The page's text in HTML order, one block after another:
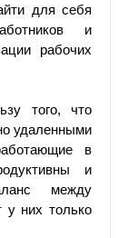
для себя
и
рабочих
того, что
удаленными
в
и
между
у них только